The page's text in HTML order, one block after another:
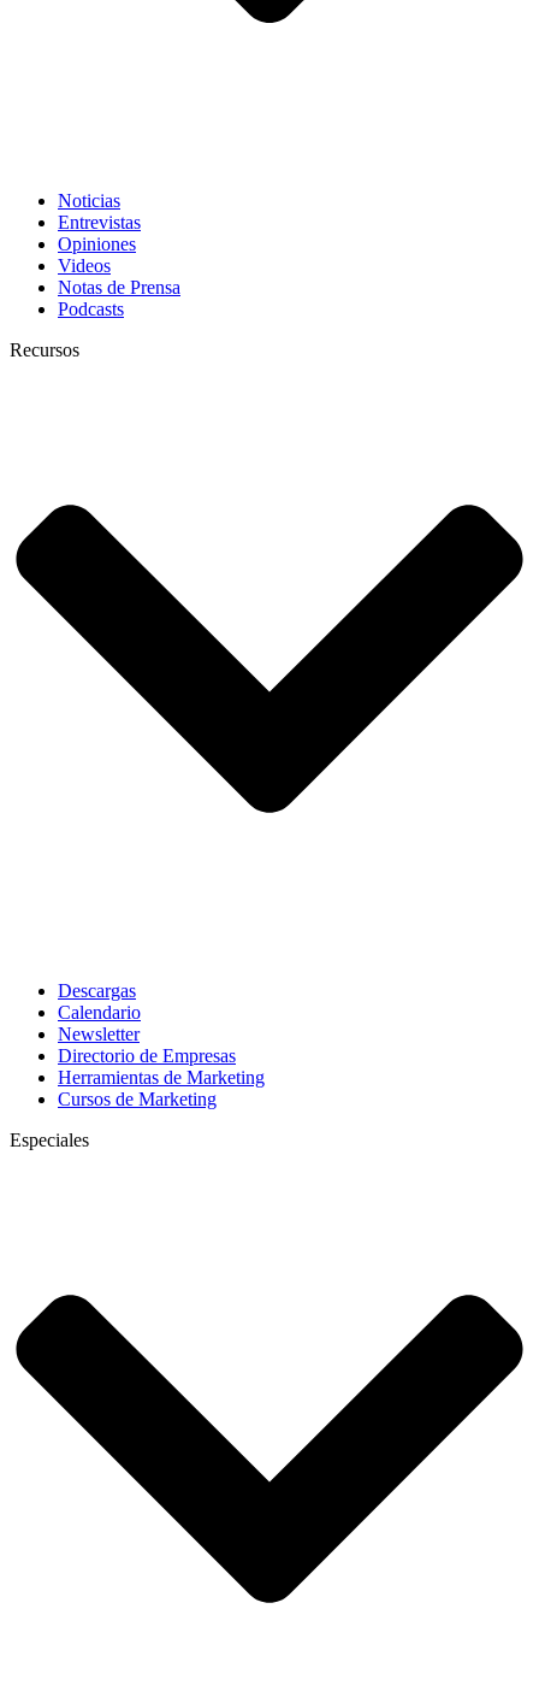
Noticias
Entrevistas
Opiniones
Videos
Notas de Prensa
Podcasts
Recursos
Descargas
Calendario
Newsletter
Directorio de Empresas
Herramientas de Marketing
Cursos de Marketing
Especiales